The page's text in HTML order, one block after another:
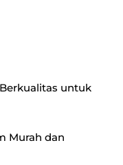
untuk
Murah dan